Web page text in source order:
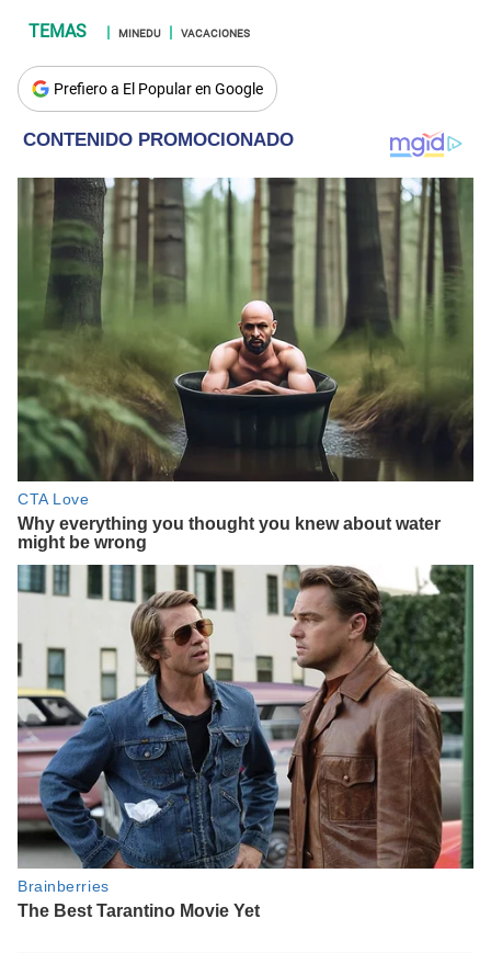
MINEDU VACACIONES
Prefiero a El Popular en Google